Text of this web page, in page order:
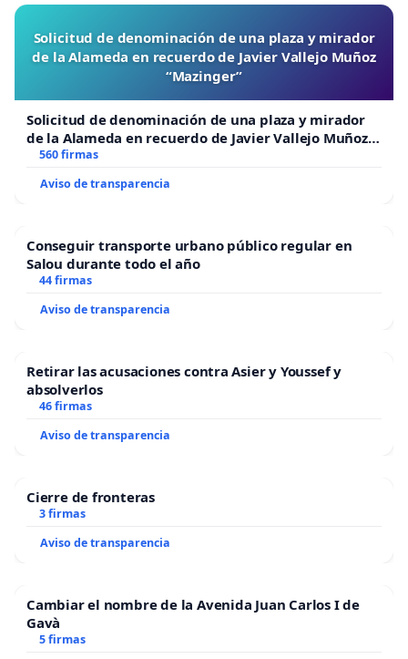
Solicitud de denominación de una plaza y mirador
de la Alameda en recuerdo de Javier Vallejo Muñoz
“Mazinger”
Solicitud de denominación de una plaza y mirador
de la Alameda en recuerdo de Javier Vallejo Muñoz
“Mazinger”
560 firmas
Aviso de transparencia
Conseguir transporte urbano público regular en
Salou durante todo el año
44 firmas
Aviso de transparencia
Retirar las acusaciones contra Asier y Youssef y
absolverlos
46 firmas
Aviso de transparencia
Cierre de fronteras
3 firmas
Aviso de transparencia
Cambiar el nombre de la Avenida Juan Carlos I de
Gavà
5 firmas